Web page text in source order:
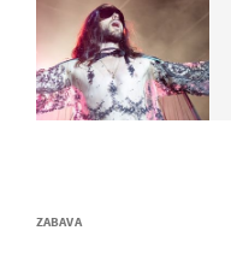
ZABAVA